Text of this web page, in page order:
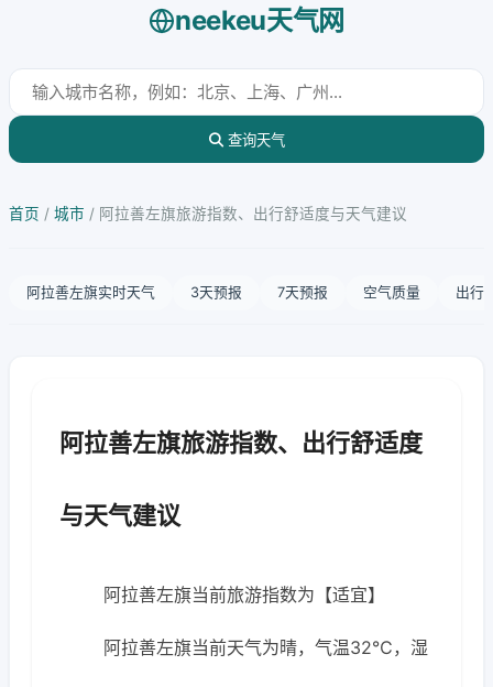
neekeu天气网
查询天气
首页 / 城市 / 阿拉善左旗旅游指数、出行舒适度与天气建议
阿拉善左旗实时天气 3天预报 7天预报 空气质量 出行
阿拉善左旗旅游指数、出行舒适度
与天气建议
阿拉善左旗当前旅游指数为【适宜】
阿拉善左旗当前天气为晴，气温32℃，湿